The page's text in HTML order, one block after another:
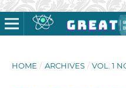
HOME / ARCHIVES / VOL. 1